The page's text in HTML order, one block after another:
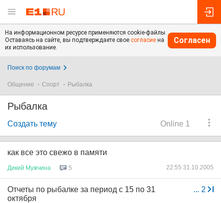
На информационном ресурсе применяются cookie-файлы.
Оставаясь на сайте, вы подтверждаете свое согласие на
их использование.
Согласен
Поиск по форумам
Общение Спорт Рыбалка
Рыбалка
Online 1
Создать тему
как все это свежо в памяти
Дикий Мужчина 5 22:55 31.10.2005
... 2
Отчеты по рыбалке за период с 15 по 31
октября